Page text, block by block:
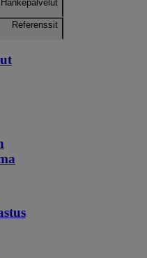
Hankepalvelut
Referenssit